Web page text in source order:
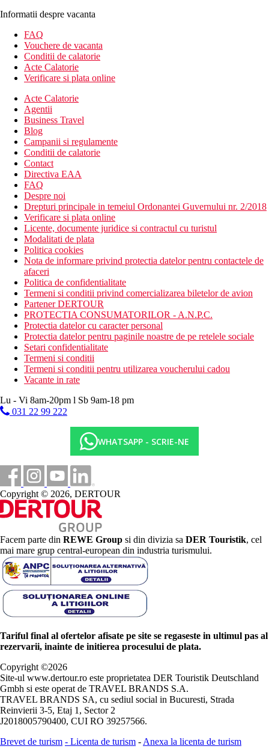
Informatii despre vacanta
FAQ
Vouchere de vacanta
Conditii de calatorie
Acte Calatorie
Verificare si plata online
Acte Calatorie
Agentii
Business Travel
Blog
Campanii si regulamente
Conditii de calatorie
Contact
Directiva EAA
FAQ
Despre noi
Drepturi principale in temeiul Ordonantei Guvernului nr. 2/2018
Verificare si plata online
Licente, documente juridice si contractul cu turistul
Modalitati de plata
Politica cookies
Nota de informare privind protectia datelor pentru contactele de
afaceri
Politica de confidentialitate
Termeni si conditii privind comercializarea biletelor de avion
Partener DERTOUR
PROTECTIA CONSUMATORILOR - A.N.P.C.
Protectia datelor cu caracter personal
Protectia datelor pentru paginile noastre de pe retelele sociale
Setari confidentialitate
Termeni si conditii
Termeni si conditii pentru utilizarea voucherului cadou
Vacante in rate
Lu - Vi 8am-20pm l Sb 9am-18 pm
031 22 99 222
WHATSAPP - SCRIE-NE
Copyright © 2026, DERTOUR
Facem parte din REWE Group si din divizia sa DER Touristik, cel
mai mare grup central-european din industria turismului.
Tariful final al ofertelor afisate pe site se regaseste in ultimul pas al
rezervarii, inainte de initierea procesului de plata.
Copyright ©2026
Site-ul www.dertour.ro este proprietatea DER Touristik Deutschland
Gmbh si este operat de TRAVEL BRANDS S.A.
TRAVEL BRANDS SA, cu sediul social in Bucuresti, Strada
Reinvierii 3-5, Etaj 1, Sector 2
J2018005790400, CUI RO 39257566.
Brevet de turism - Licenta de turism - Anexa la licenta de turism